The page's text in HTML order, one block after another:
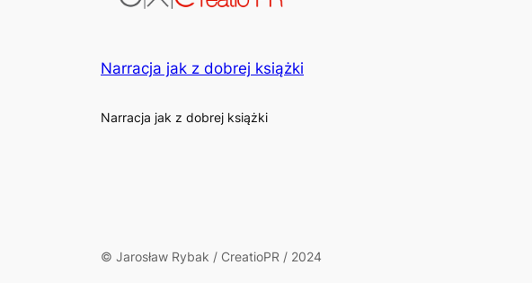
Narracja jak z dobrej książki
Narracja jak z dobrej książki
© Jarosław Rybak / CreatioPR / 2024